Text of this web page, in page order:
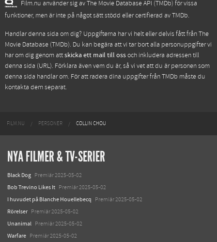
Film.nu använder sig av The Movie Database API (TMDb) för vissa
funktioner, men är inte på något sätt stödd eller certifierad av TMDb.
Handlar denna sida om dig? Uppgifterna har vi helt eller delvis fått frånThe
Movie Database (TMDb). Du kan begära att vi tar bort alla personuppgifter vi
har om dig genom attskicka ett mail till ossoch inkludera adressen till
denna sida (URL). Förklara även vem du är, så vi vet att du är personen som
denna sida handlar om. För att radera dina uppgifter från TMDb måste du
kontakta dem separat.
FILM.NU PERSONER COLLIN CHOU
NYA FILMER & TV-SERIER
Black Dog Premiär 2025-05-02
Bob Trevino Likes It Premiär 2025-05-02
I huvudet på Blanche Houellebecq Premiär 2025-05-02
Rörelser Premiär 2025-05-02
Unanimal Premiär 2025-05-02
Warfare Premiär 2025-05-02